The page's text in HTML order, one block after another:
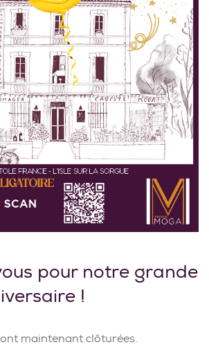
pour notre grande
!
maintenant clôturées.